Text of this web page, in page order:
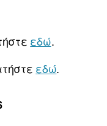
εδώ.
εδώ.